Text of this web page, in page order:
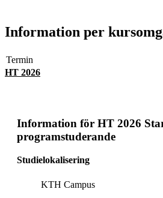
Information per
Termin
HT 2026
Information för HT 2026
programstuderande
Studielokalisering
KTH Campus